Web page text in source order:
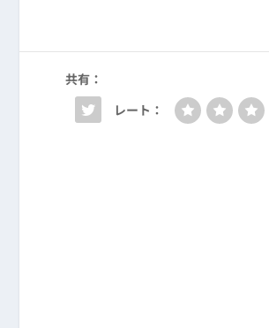
共有：
レート：